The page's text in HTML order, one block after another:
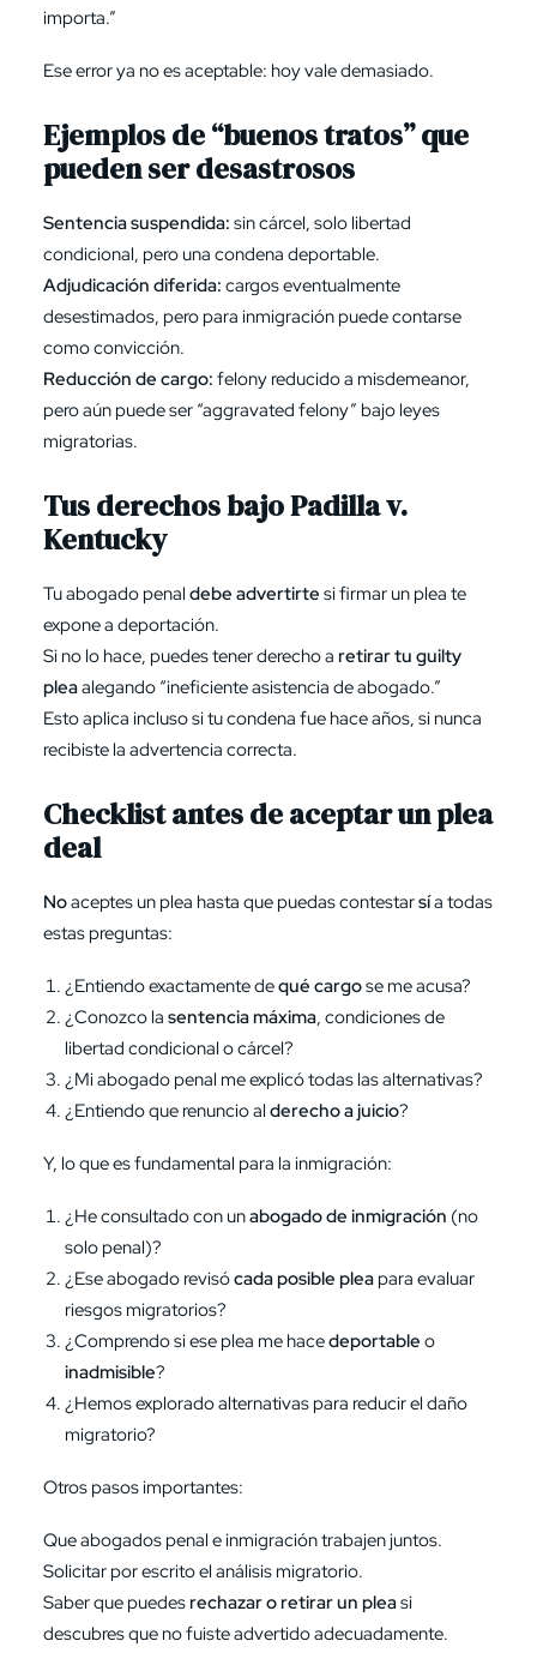
importa.”
Ese error ya no es aceptable: hoy vale demasiado.
Ejemplos de “buenos tratos” que
pueden ser desastrosos
Sentencia suspendida: sin cárcel, solo libertad
condicional, pero una condena deportable.
Adjudicación diferida: cargos eventualmente
desestimados, pero para inmigración puede contarse
como convicción.
Reducción de cargo: felony reducido a misdemeanor,
pero aún puede ser “aggravated felony” bajo leyes
migratorias.
Tus derechos bajo Padilla v.
Kentucky
Tu abogado penal debe advertirte si firmar un plea te
expone a deportación.
Si no lo hace, puedes tener derecho a retirar tu guilty
pleaalegando “ineficiente asistencia de abogado.”
Esto aplica incluso si tu condena fue hace años, si nunca
recibiste la advertencia correcta.
Checklist antes de aceptar un plea
deal
Noaceptes un plea hasta que puedas contestarsía todas
estas preguntas:
¿Entiendo exactamente dequé cargose me acusa?
¿Conozco la sentencia máxima, condiciones de
libertad condicional o cárcel?
¿Mi abogado penal me explicó todas las alternativas?
¿Entiendo que renuncio al derecho a juicio?
Y, lo que es fundamental para la inmigración:
¿He consultado con unabogado de inmigración (no
solo penal)?
¿Ese abogado revisócada posible plea para evaluar
riesgos migratorios?
¿Comprendo si ese plea me hacedeportable o
inadmisible?
¿Hemos explorado alternativas para reducir el daño
migratorio?
Otros pasos importantes:
Que abogados penal e inmigración trabajen juntos.
Solicitar por escrito el análisis migratorio.
Saber que puedesrechazar o retirar un pleasi
descubres que no fuiste advertido adecuadamente.